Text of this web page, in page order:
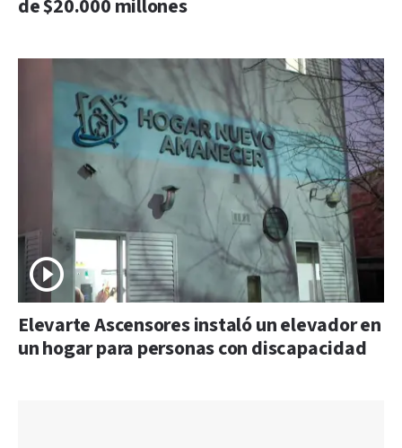
de $20.000 millones
Elevarte Ascensores instaló un elevador en
un hogar para personas con discapacidad